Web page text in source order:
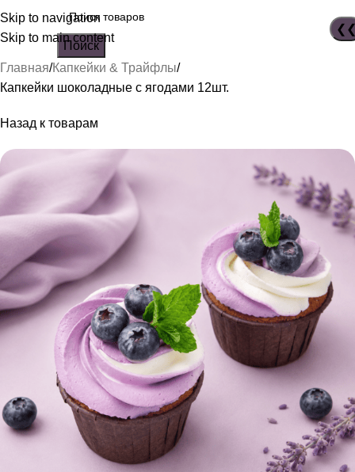
Skip to navigation
Skip to main content
Поиск
Главная Капкейки & Трайфлы
Капкейки шоколадные с ягодами 12шт.
Назад к товарам